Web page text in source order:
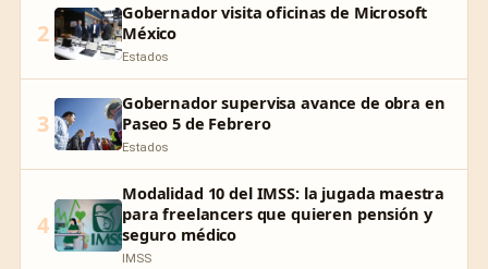
2
Gobernador visita oficinas de Microsoft
México
Estados
3
Gobernador supervisa avance de obra en
Paseo 5 de Febrero
Estados
4
Modalidad 10 del IMSS: la jugada maestra
para freelancers que quieren pensión y
seguro médico
IMSS